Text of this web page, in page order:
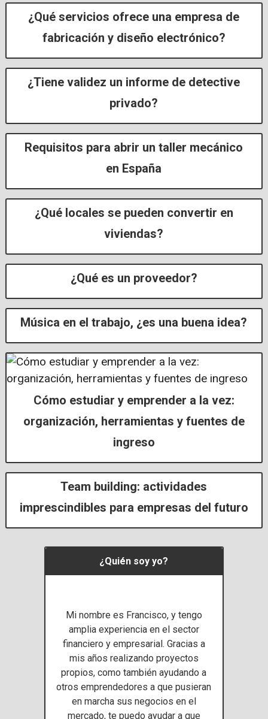
¿Qué servicios ofrece una empresa de
fabricación y diseño electrónico?
¿Tiene validez un informe de detective
privado?
Requisitos para abrir un taller mecánico
en España
¿Qué locales se pueden convertir en
viviendas?
¿Qué es un proveedor?
Música en el trabajo, ¿es una buena idea?
Cómo estudiar y emprender a la vez:
organización, herramientas y fuentes de
ingreso
Team building: actividades
imprescindibles para empresas del futuro
​¿Quién soy yo?
Mi nombre es Francisco, y tengo
amplia experiencia en el sector
financiero y empresarial. Gracias a
mis años realizando proyectos
propios, como también ayudando a
otros emprendedores a que pusieran
en marcha sus negocios en el
mercado, te puedo ayudar a que